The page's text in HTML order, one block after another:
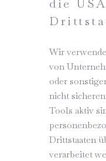
die
Wir
von
oder
nicht
Tools aktiv
Drittstaaten
verarbeitet